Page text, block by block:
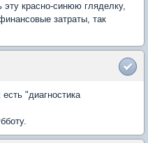
эту красно-синюю гляделку,
затраты, так
"диагностика